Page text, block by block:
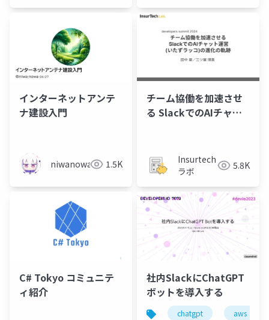
インターネットアンテ
ナ建設入門
niwanowa 1.5K
チーム協働を加速させ
る SlackでのAIチャッ
Insurtech
ラボ
5.8K
C# Tokyo コミュニテ
ィ紹介
社内SlackにChatGPT
ボットを導入する
chatgpt aws